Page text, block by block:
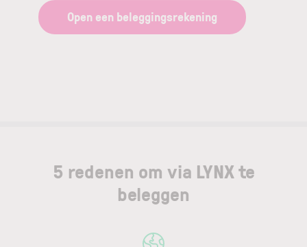
Open een beleggingsrekening
5 redenen om via LYNX te
beleggen